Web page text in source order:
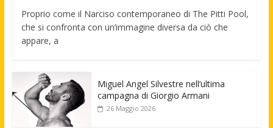
Proprio come il Narciso contemporaneo di The Pitti Pool,
che si confronta con un’immagine diversa da ciò che
appare, a
Miguel Angel Silvestre nell’ultima
campagna di Giorgio Armani
26 Maggio 2026